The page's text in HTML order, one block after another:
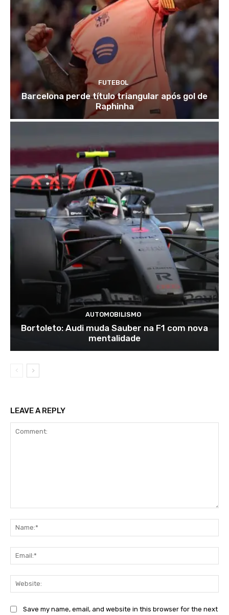
FUTEBOL
Barcelona perde título triangular após gol de
Raphinha
AUTOMOBILISMO
Bortoleto: Audi muda Sauber na F1 com nova
mentalidade
LEAVE A REPLY
Save my name, email, and website in this browser for the next